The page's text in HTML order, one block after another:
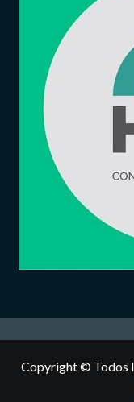
Copyright © Todos